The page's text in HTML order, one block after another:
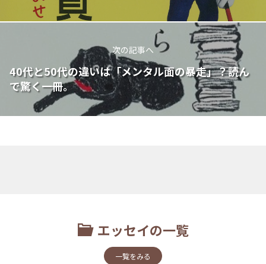
次の記事へ
40代と50代の違いは「メンタル面の暴走」？読ん
で驚く一冊。
エッセイの一覧
一覧をみる